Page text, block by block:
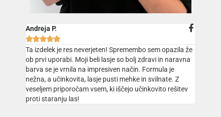
Andreja P.

Ta izdelek je res neverjeten! Spremembo sem opazila že
ob prvi uporabi. Moji beli lasje so bolj zdravi in naravna
barva se je vrnila na impresiven način. Formula je
nežna, a učinkovita, lasje pusti mehke in svilnate. Z
veseljem priporočam vsem, ki iščejo učinkovito rešitev
proti staranju las!